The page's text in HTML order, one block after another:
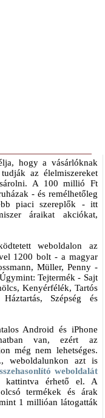
hogy a vásárlóknak
az élelmiszereket
A 100 millió Ft
- és remélhetőleg
piaci szereplők - itt
áraikat akciókat,
weboldalon az
1200 bolt - a magyar
Müller, Penny -
Tejtermék - Sajt
Kenyérfélék, Tartós
Szépség és
Android és iPhone
van, ezért az
még nem lehetséges.
weboldalunkon azt is
weboldalát
kattintva érhető el. A
termékek és árak
1 millióan látogatták